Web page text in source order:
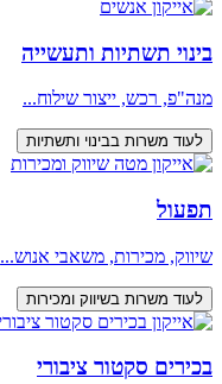
בינוי תשתיות ותעשייה
מנה"פ, רכש, ייצור שילוח...
לעוד משרות בבינוי ותשתיות
תפעול
שיווק, מכירות, משאבי אנוש...
לעוד משרות בשיווק ומכירות
בכירים סקטור ציבורי